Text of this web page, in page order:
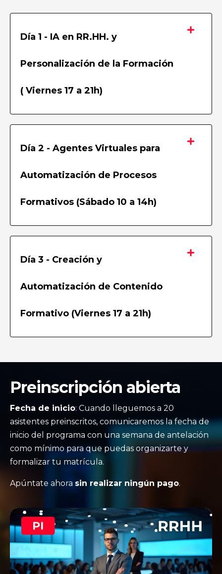
Día 1 - IA en RR.HH. y
Personalización de la Formación
( Viernes 17 a 21h)
Día 2 - Agentes Virtuales para
Automatización de Procesos
Formativos (Sábado 10 a 14h)
Día 3 - Creación y
Automatización de Contenido
Formativo (Viernes 17 a 21h)
Preinscripción abierta
Fecha de inicio: Cuando lleguemos a 20
asistentes preinscritos, comunicaremos la fecha de
inicio del programa con una semana de antelación
como mínimo para que puedas organizarte y
formalizar tu matrícula.
Apúntate ahora sin realizar ningún pago.